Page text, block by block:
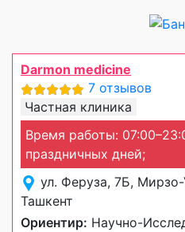
Darmon medicine
7 отзывов
Частная клиника
Время работы:
праздничных дней;
ул. Феруза, 7Б,
Ташкент
Ориентир: Научно-